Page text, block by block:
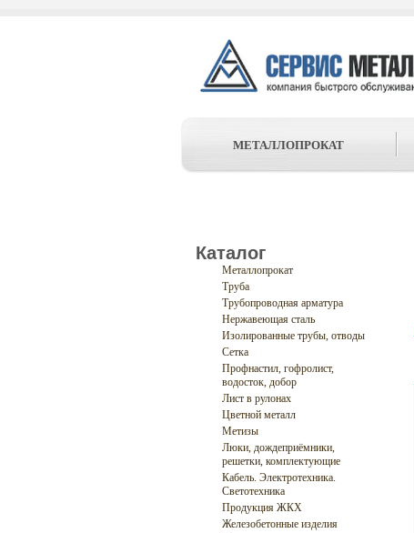
МЕТАЛЛОПРОКАТ
Каталог
Металлопрокат
Труба
Трубопроводная арматура
Нержавеющая сталь
Изолированные трубы, отводы
Сетка
Профнастил, гофролист,
водосток, добор
Лист в рулонах
Цветной металл
Метизы
Люки, дождеприёмники,
решетки, комплектующие
Кабель. Электротехника.
Светотехника
Продукция ЖКХ
Железобетонные изделия